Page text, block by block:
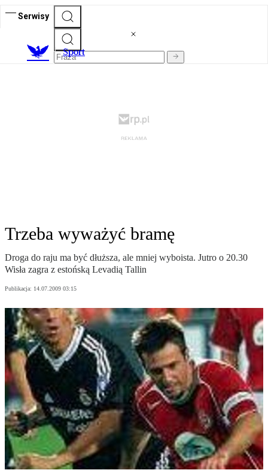
Serwisy
Sport
Trzeba wyważyć bramę
Droga do raju ma być dłuższa, ale mniej wyboista. Jutro o 20.30
Wisła zagra z estońską Levadią Tallin
Publikacja: 14.07.2009 03:15